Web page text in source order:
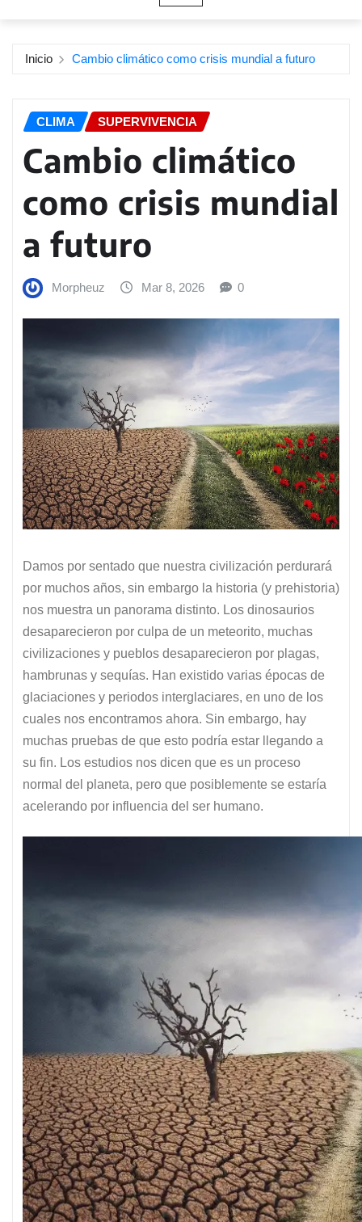
Inicio Cambio climático como crisis mundial a futuro
CLIMA SUPERVIVENCIA
Cambio climático
como crisis mundial
a futuro
Morpheuz Mar 8, 2026 0
Damos por sentado que nuestra civilización perdurará
por muchos años, sin embargo la historia (y prehistoria)
nos muestra un panorama distinto. Los dinosaurios
desaparecieron por culpa de un meteorito, muchas
civilizaciones y pueblos desaparecieron por plagas,
hambrunas y sequías. Han existido varias épocas de
glaciaciones y periodos interglaciares, en uno de los
cuales nos encontramos ahora. Sin embargo, hay
muchas pruebas de que esto podría estar llegando a
su fin. Los estudios nos dicen que es un proceso
normal del planeta, pero que posiblemente se estaría
acelerando por influencia del ser humano.